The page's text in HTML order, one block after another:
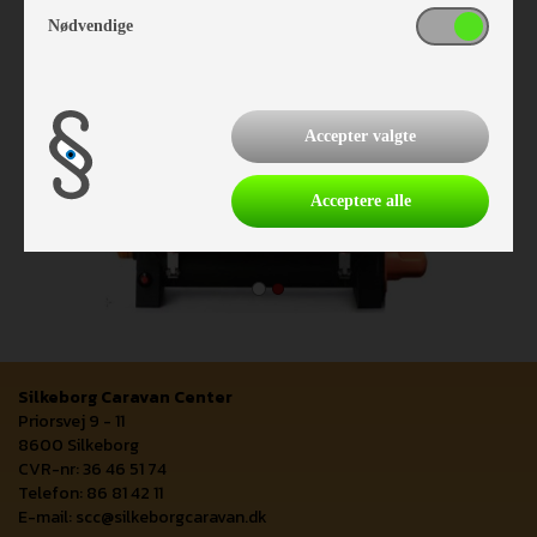
Silkeborg Caravan Center
Priorsvej 9 - 11
8600 Silkeborg
CVR-nr: 36 46 51 74
Telefon: 86 81 42 11
E-mail: scc@silkeborgcaravan.dk
Nødvendige
Accepter valgte
Acceptere alle